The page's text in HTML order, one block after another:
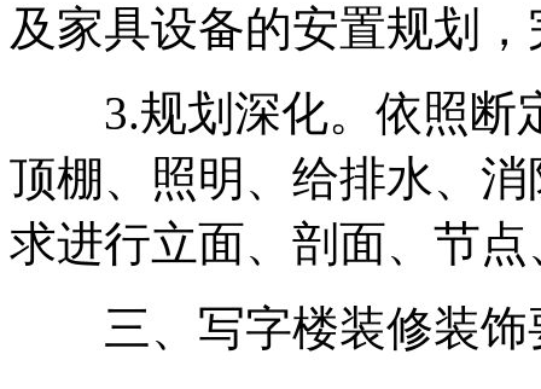
及家具设备的安置规划
3.规划深化。依照断
顶棚、照明、给排水、
求进行立面、剖面、节
三、写字楼装修装饰